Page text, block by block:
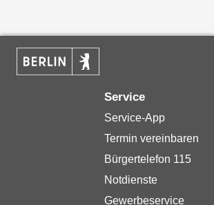
Service
Service-App
Termin vereinbaren
Bürgertelefon 115
Notdienste
Gewerbeservice